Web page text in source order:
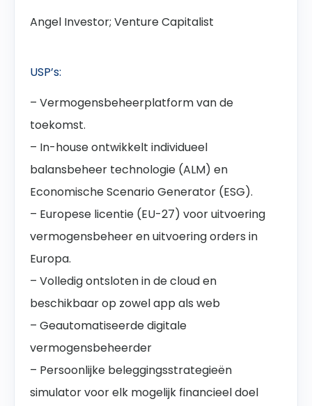
Angel Investor; Venture Capitalist
USP’s:
– Vermogensbeheerplatform van de
toekomst.
– In-house ontwikkelt individueel
balansbeheer technologie (ALM) en
Economische Scenario Generator (ESG).
– Europese licentie (EU-27) voor uitvoering
vermogensbeheer en uitvoering orders in
Europa.
– Volledig ontsloten in de cloud en
beschikbaar op zowel app als web
– Geautomatiseerde digitale
vermogensbeheerder
– Persoonlijke beleggingsstrategieën
simulator voor elk mogelijk financieel doel